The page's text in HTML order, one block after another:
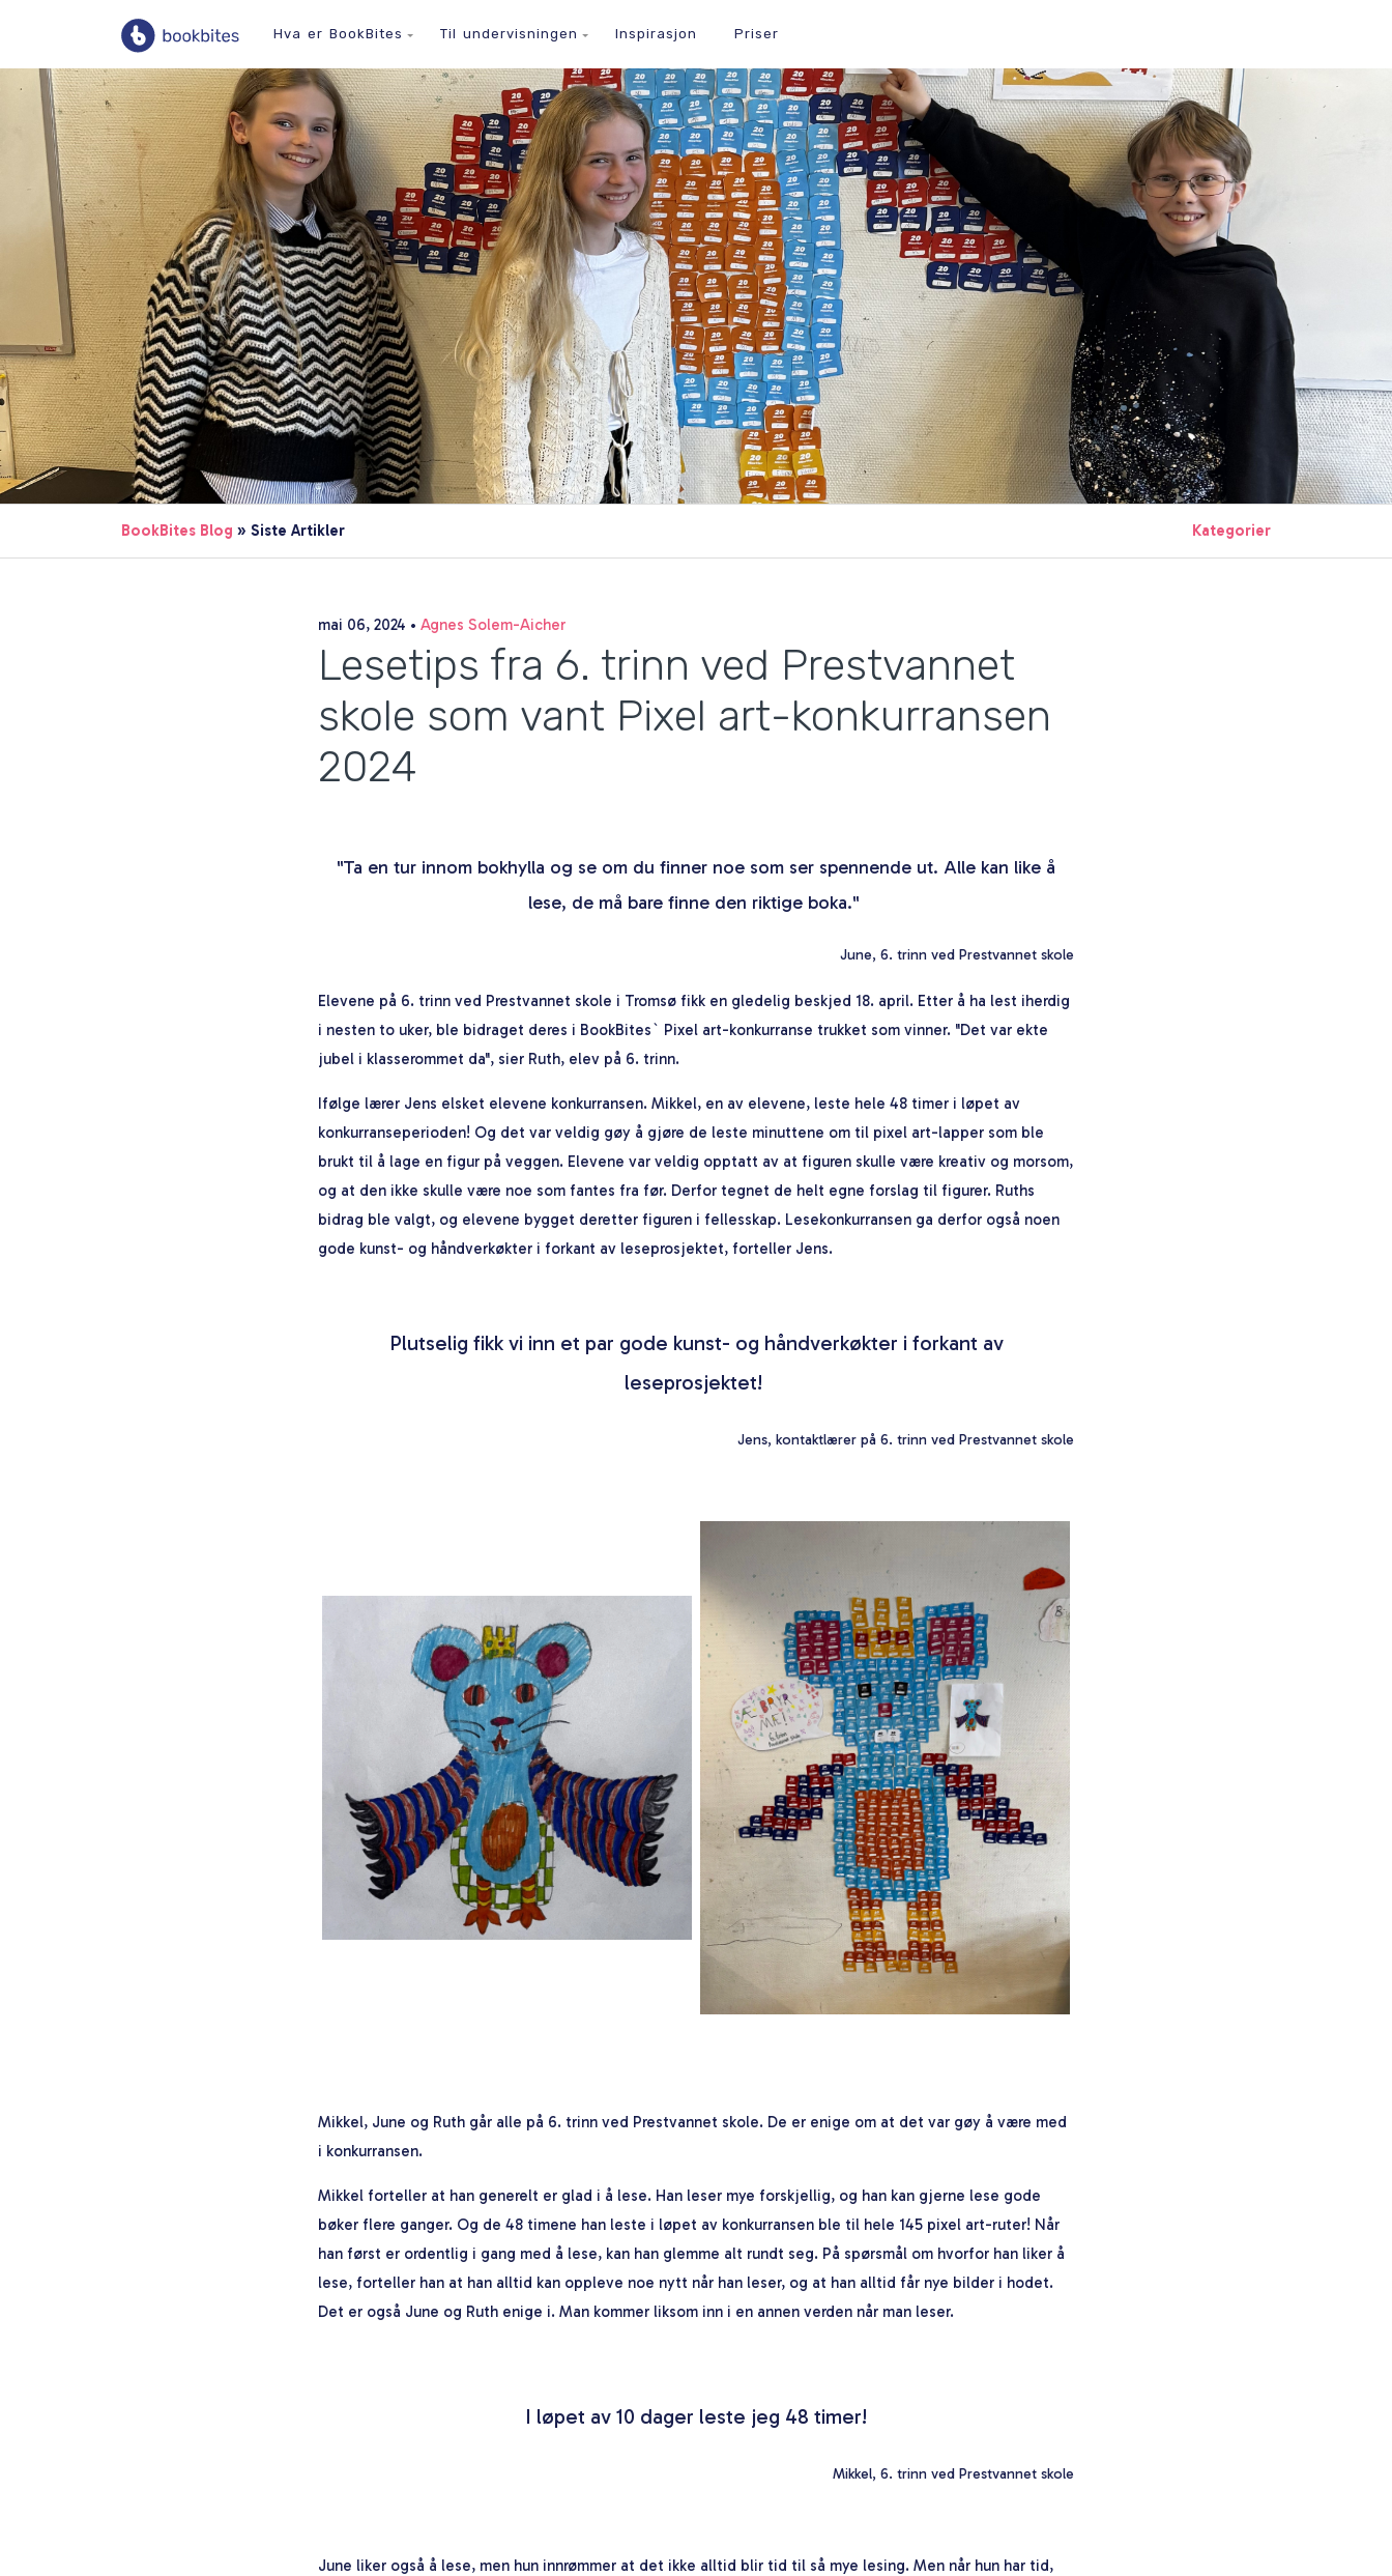
Hva er BookBites Til undervisningen Inspirasjon Priser
BookBites Blog » Siste Artikler Kategorier
mai 06, 2024 • Agnes Solem-Aicher
Lesetips fra 6. trinn ved Prestvannet
skole som vant Pixel art-konkurransen
2024
"Ta en tur innom bokhylla og se om du finner noe som ser spennende ut. Alle kan like å
lese, de må bare finne den riktige boka."
June, 6. trinn ved Prestvannet skole
Elevene på 6. trinn ved Prestvannet skole i Tromsø fikk en gledelig beskjed 18. april. Etter å ha lest iherdig
i nesten to uker, ble bidraget deres i BookBites` Pixel art-konkurranse trukket som vinner. "Det var ekte
jubel i klasserommet da", sier Ruth, elev på 6. trinn.
Ifølge lærer Jens elsket elevene konkurransen. Mikkel, en av elevene, leste hele 48 timer i løpet av
konkurranseperioden! Og det var veldig gøy å gjøre de leste minuttene om til pixel art-lapper som ble
brukt til å lage en figur på veggen. Elevene var veldig opptatt av at figuren skulle være kreativ og morsom,
og at den ikke skulle være noe som fantes fra før. Derfor tegnet de helt egne forslag til figurer. Ruths
bidrag ble valgt, og elevene bygget deretter figuren i fellesskap. Lesekonkurransen ga derfor også noen
gode kunst- og håndverkøkter i forkant av leseprosjektet, forteller Jens.
Plutselig fikk vi inn et par gode kunst- og håndverkøkter i forkant av
leseprosjektet!
Jens, kontaktlærer på 6. trinn ved Prestvannet skole
Mikkel, June og Ruth går alle på 6. trinn ved Prestvannet skole. De er enige om at det var gøy å være med
i konkurransen.
Mikkel forteller at han generelt er glad i å lese. Han leser mye forskjellig, og han kan gjerne lese gode
bøker flere ganger. Og de 48 timene han leste i løpet av konkurransen ble til hele 145 pixel art-ruter! Når
han først er ordentlig i gang med å lese, kan han glemme alt rundt seg. På spørsmål om hvorfor han liker å
lese, forteller han at han alltid kan oppleve noe nytt når han leser, og at han alltid får nye bilder i hodet.
Det er også June og Ruth enige i. Man kommer liksom inn i en annen verden når man leser.
I løpet av 10 dager leste jeg 48 timer!
Mikkel, 6. trinn ved Prestvannet skole
June liker også å lese, men hun innrømmer at det ikke alltid blir tid til så mye lesing. Men når hun har tid,